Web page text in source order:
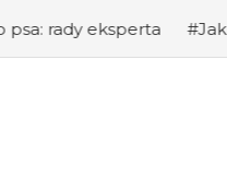
#Jak zapobiec